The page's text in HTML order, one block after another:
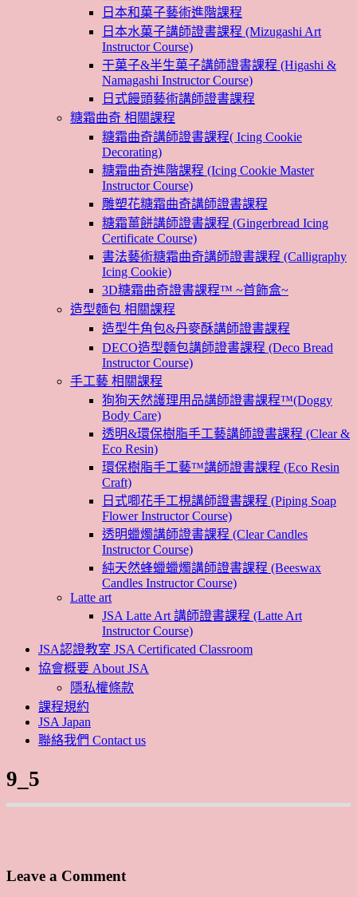
日本和菓子藝術進階課程
日本水菓子講師證書課程 (Mizugashi Art
Instructor Course)
干菓子&半生菓子講師證書課程 (Higashi &
Namagashi Instructor Course)
日式饅頭藝術講師證書課程
糖霜曲奇 相關課程
糖霜曲奇講師證書課程( Icing Cookie
Decorating)
糖霜曲奇進階課程 (Icing Cookie Master
Instructor Course)
雕塑花糖霜曲奇講師證書課程
糖霜薑餅講師證書課程 (Gingerbread Icing
Certificate Course)
書法藝術糖霜曲奇講師證書課程 (Calligraphy
Icing Cookie)
3D糖霜曲奇證書課程™ ~首飾盒~
造型麵包 相關課程
造型牛角包&丹麥酥講師證書課程
DECO造型麵包講師證書課程 (Deco Bread
Instructor Course)
手工藝 相關課程
狗狗天然護理用品講師證書課程™(Doggy
Body Care)
透明&環保樹脂手工藝講師證書課程 (Clear &
Eco Resin)
環保樹脂手工藝™講師證書課程 (Eco Resin
Craft)
日式唧花手工梘講師證書課程 (Piping Soap
Flower Instructor Course)
透明蠟燭講師證書課程 (Clear Candles
Instructor Course)
純天然蜂蠟蠟燭講師證書課程 (Beeswax
Candles Instructor Course)
Latte art
JSA Latte Art 講師證書課程 (Latte Art
Instructor Course)
JSA認證教室 JSA Certificated Classroom
協會概要 About JSA
隱私權條款
課程規約
JSA Japan
聯絡我們 Contact us
9_5
Leave a Comment